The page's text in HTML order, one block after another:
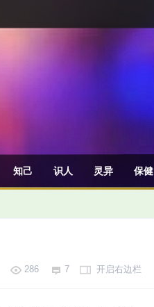
知己 识人 灵异 保健
开启右边栏
286 7